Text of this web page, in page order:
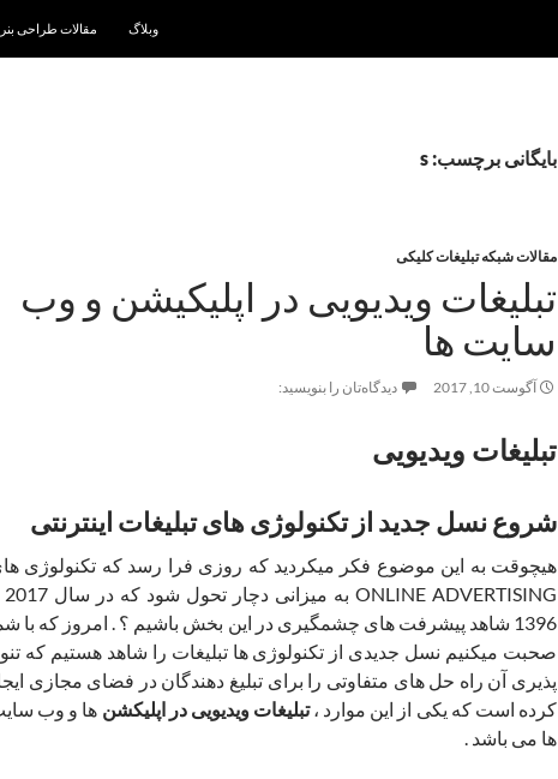
وبلاگ
مقالات طراحی بنر
بایگانی برچسب: s
مقالات شبکه تبلیغات کلیکی
تبلیغات ویدیویی در اپلیکیشن و وب
سایت ها
آگوست 10, 2017 دیدگاه‌تان را بنویسید:
تبلیغات ویدیویی
شروع نسل جدید از تکنولوژی هایتبلیغات اینترنتی
هیچوقت به این موضوع فکر میکردید که روزی فرا رسد که تکنولوژی
1396 شاهد پیشرفت های چشمگیری در این بخش باشیم ؟ . امروز که با
صحبت میکنیم نسل جدیدی از تکنولوژی ها تبلیغات را شاهد هستیم که
پذیری آن راه حل های متفاوتی را برای تبلیغ دهندگان در فضای مجازی
کرده است که یکی از این موارد ،تبلیغات ویدیویی در اپلیکشن ها و وب
ها می باشد .